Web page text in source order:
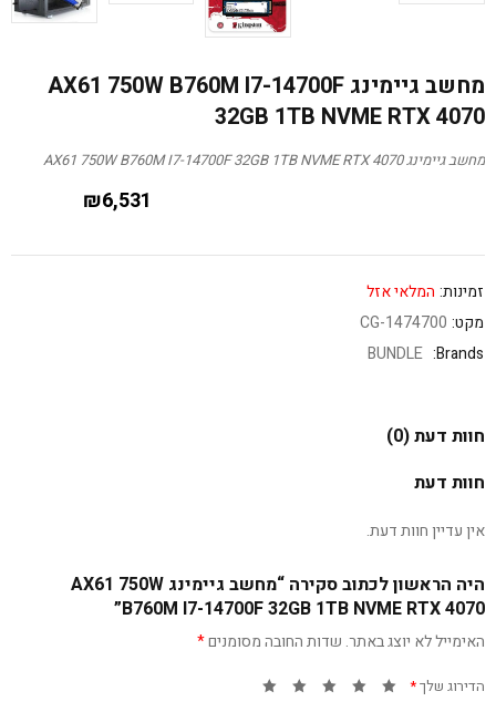
מחשב גיימינג AX61 750W B760M I7-14700F
32GB 1TB NVME RTX 4070
מחשב גיימינג AX61 750W B760M I7-14700F 32GB 1TB NVME RTX 4070
₪6,531
זמינות: המלאי אזל
מקט: CG-1474700
Brands:
BUNDLE
חוות דעת (0)
חוות דעת
אין עדיין חוות דעת.
היה הראשון לכתוב סקירה “מחשב גיימינג AX61 750W
B760M I7-14700F 32GB 1TB NVME RTX 4070”
האימייל לא יוצג באתר. שדות החובה מסומנים*
הדירוג שלך*